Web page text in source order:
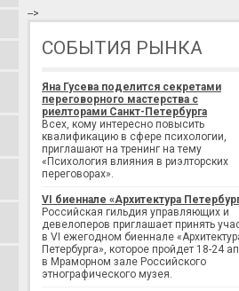
-->
СОБЫТИЯ РЫНКА
Яна Гусева поделится секретами
переговорного мастерства с
риелторами Санкт-Петербурга
Всех, кому интересно повысить
квалификацию в сфере психологии,
приглашают на тренинг на тему
«Психология влияния в риэлторских
переговорах».
VI биеннале «Архитектура
Российская гильдия управляющих и
девелоперов приглашает принять
в VI ежегодном биеннале
Петербурга», которое пройдет 18-24
в Мраморном зале Российского
этнографического музея.